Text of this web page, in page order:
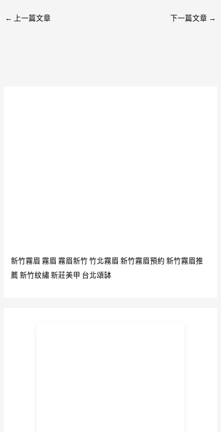
← 上一篇文章 下一篇文章 →
新竹霧眉 霧眉 霧眉新竹 竹北霧眉 新竹霧眉預約 新竹霧眉推
薦 新竹紋繡 新莊美甲 台北頌缽